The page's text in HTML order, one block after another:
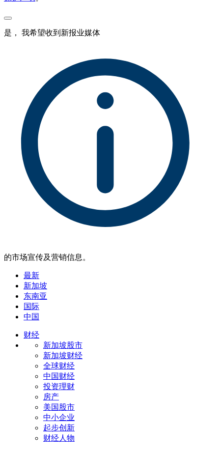
是， 我希望收到新报业媒体
的市场宣传及营销信息。
最新
新加坡
东南亚
国际
中国
财经
新加坡股市
新加坡财经
全球财经
中国财经
投资理财
房产
美国股市
中小企业
起步创新
财经人物